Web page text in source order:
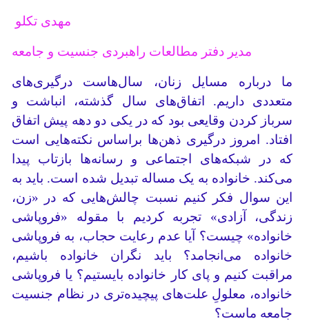
مهدی تکلو
مدیر دفتر مطالعات راهبردی جنسیت و جامعه
ما درباره مسایل زنان، سال‌هاست درگیری‌های
متعددی داریم. اتفاق‌های سال گذشته، انباشت و
سرباز کردن وقایعی بود که در یکی دو دهه پیش اتفاق
افتاد. امروز درگیری ذهن‌ها براساس نکته‌هایی است
که در شبکه‌های اجتماعی و رسانه‌ها بازتاب پیدا
می‌کند. خانواده به یک مساله تبدیل شده است. باید به
این سوال فکر کنیم نسبت چالش‌هایی که در «زن،
زندگی، آزادی» تجربه کردیم با مقوله «فروپاشی
خانواده» چیست؟ آیا عدم رعایت حجاب، به فروپاشی
خانواده می‌انجامد؟ باید نگران خانواده باشیم،
مراقبت کنیم و پای کار خانواده بایستیم؟ یا فروپاشی
خانواده، معلولِ علت‌های پیچیده‌تری در نظام جنسیت
جامعه ماست؟